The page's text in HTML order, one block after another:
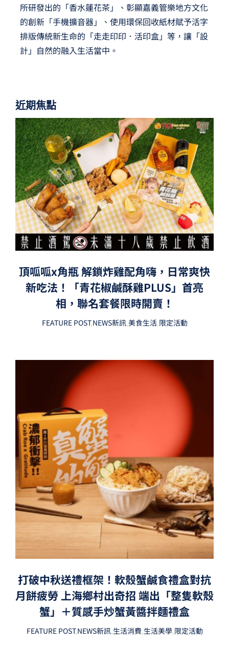
所研發出的「香水蓮花茶」、彰顯嘉義管樂地方文化
的創新「手機擴音器」、使用環保回收紙材賦予活字
排版傳統新生命的「走走印印．活印盒」等，讓「設
計」自然的融入生活當中。
近期焦點
頂呱呱x角瓶 解鎖炸雞配角嗨，日常爽快
新吃法！「青花椒鹹酥雞PLUS」首亮
相，聯名套餐限時開賣！
FEATURE POST,NEWS新訊,美食生活,限定活動
打破中秋送禮框架！軟殼蟹鹹食禮盒對抗
月餅疲勞 上海鄉村出奇招 端出「整隻軟殼
蟹」＋質感手炒蟹黃醬拌麵禮盒
FEATURE POST,NEWS新訊,生活消費,生活美學,限定活動